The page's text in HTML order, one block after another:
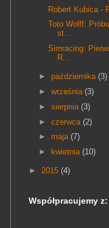
Robert Kubica -
Toto Wolff:
st...
Simracing:
R...
► października (3)
► września (3)
► sierpnia (3)
► czerwca (2)
► maja (7)
►
kwietnia (10)
► 2015 (4)
Współpracujemy z: